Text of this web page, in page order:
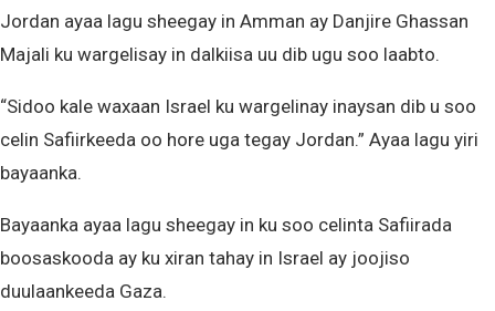
Jordan ayaa lagu sheegay in Amman ay Danjire Ghassan
Majali ku wargelisay in dalkiisa uu dib ugu soo laabto.
“Sidoo kale waxaan Israel ku wargelinay inaysan dib u soo
celin Safiirkeeda oo hore uga tegay Jordan.” Ayaa lagu yiri
bayaanka.
Bayaanka ayaa lagu sheegay in ku soo celinta Safiirada
boosaskooda ay ku xiran tahay in Israel ay joojiso
duulaankeeda Gaza.